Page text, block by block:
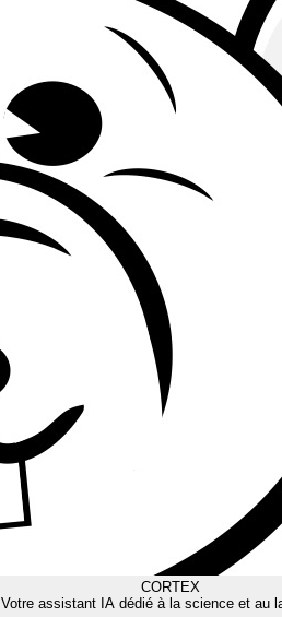
CORTEX
Votre assistant IA dédié à la science et au